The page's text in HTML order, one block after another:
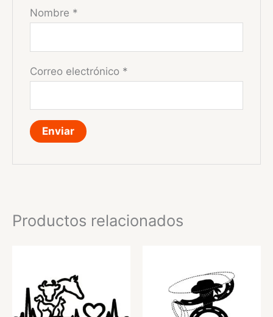
Nombre *
Correo electrónico *
Productos relacionados